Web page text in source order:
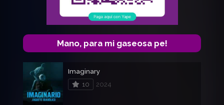
Mano, para mi gaseosa pe!
Imaginary
10
2024